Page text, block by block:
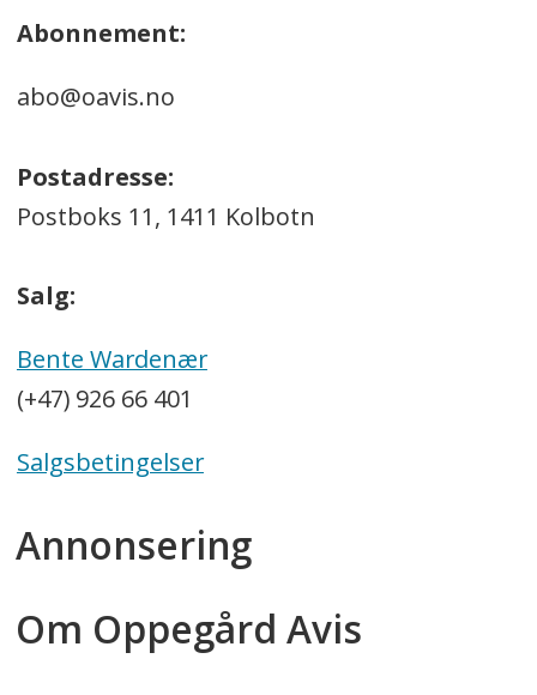
Abonnement:
abo@oavis.no
Postadresse:
Postboks 11, 1411 Kolbotn
Salg:
Bente Wardenær
(+47) 926 66 401
Salgsbetingelser
Annonsering
Om Oppegård Avis